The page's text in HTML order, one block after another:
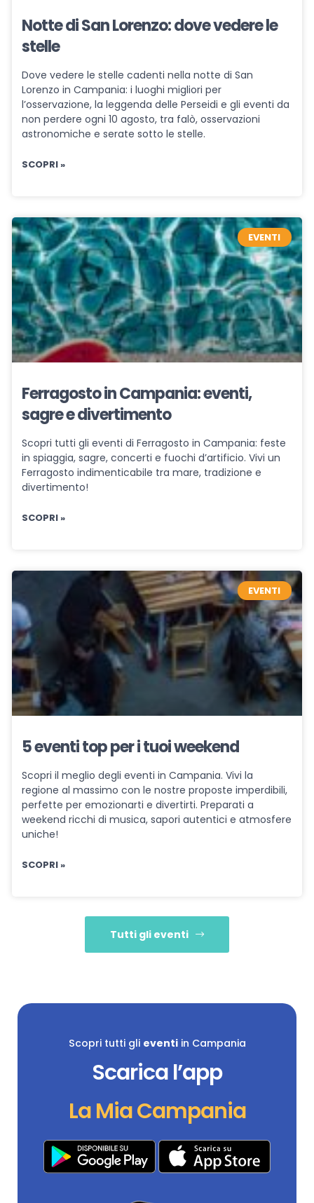
Notte di San Lorenzo: dove vedere le
stelle
Dove vedere le stelle cadenti nella notte di San
Lorenzo in Campania: i luoghi migliori per
l’osservazione, la leggenda delle Perseidi e gli eventi da
non perdere ogni 10 agosto, tra falò, osservazioni
astronomiche e serate sotto le stelle.
SCOPRI »
EVENTI
Ferragosto in Campania: eventi,
sagre e divertimento
Scopri tutti gli eventi di Ferragosto in Campania: feste
in spiaggia, sagre, concerti e fuochi d’artificio. Vivi un
Ferragosto indimenticabile tra mare, tradizione e
divertimento!
SCOPRI »
EVENTI
5 eventi top per i tuoi weekend
Scopri il meglio degli eventi in Campania. Vivi la
regione al massimo con le nostre proposte imperdibili,
perfette per emozionarti e divertirti. Preparati a
weekend ricchi di musica, sapori autentici e atmosfere
uniche!
SCOPRI »
Tutti gli eventi
Scopri tutti gli eventiin Campania
Scarica l’app
La Mia Campania